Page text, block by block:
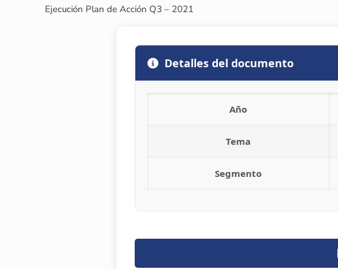
Ejecución Plan de Acción Q3 – 2021
Detalles del documento
Año
Tema
Segmento